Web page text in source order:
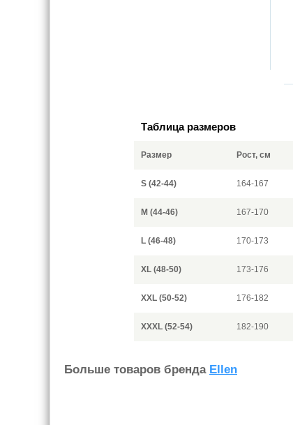
Таблица размеров
Размер Рост, см
S (42-44) 164-167
M (44-46) 167-170
L (46-48) 170-173
XL (48-50) 173-176
XXL (50-52) 176-182
XXXL (52-54) 182-190
Больше товаров бренда Ellen